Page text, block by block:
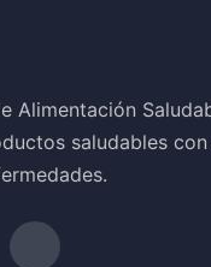
Alimentación
saludables